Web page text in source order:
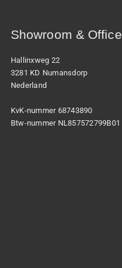
Showroom & Office
Hallinxweg 22
3281 KD Numansdorp
Nederland
KvK-nummer 68743890
Btw-nummer NL857572799B01